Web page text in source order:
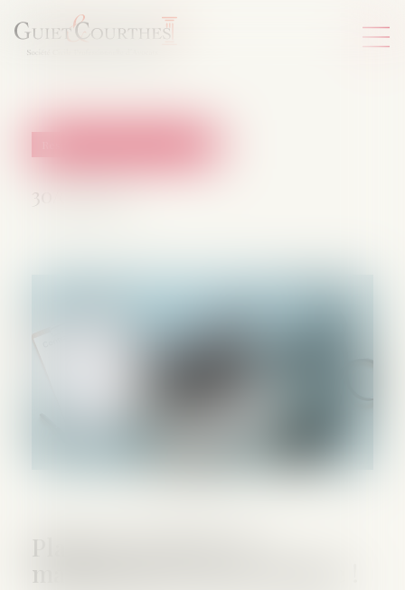
Plans de sécurité : la
maintenance sort de l'ombre !
30/01/2025